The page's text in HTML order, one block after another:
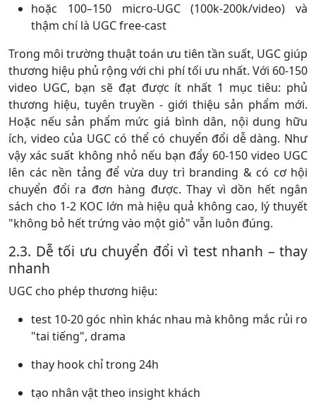
hoặc 100–150 micro-UGC (100k-200k/video) và
thậm chí là UGC free-cast
Trong môi trường thuật toán ưu tiên tần suất, UGC giúp
thương hiệu phủ rộng với chi phí tối ưu nhất. Với 60-150
video UGC, bạn sẽ đạt được ít nhất 1 mục tiêu: phủ
thương hiệu, tuyên truyền - giới thiệu sản phẩm mới.
Hoặc nếu sản phẩm mức giá bình dân, nội dung hữu
ích, video của UGC có thể có chuyển đổi dễ dàng. Như
vậy xác suất không nhỏ nếu bạn đẩy 60-150 video UGC
lên các nền tảng để vừa duy trì branding & có cơ hội
chuyển đổi ra đơn hàng được. Thay vì dồn hết ngân
sách cho 1-2 KOC lớn mà hiệu quả không cao, lý thuyết
"không bỏ hết trứng vào một giỏ" vẫn luôn đúng.
2.3. Dễ tối ưu chuyển đổi vì test nhanh – thay
nhanh
UGC cho phép thương hiệu:
test 10-20 góc nhìn khác nhau mà không mắc rủi ro
"tai tiếng", drama
thay hook chỉ trong 24h
tạo nhân vật theo insight khách